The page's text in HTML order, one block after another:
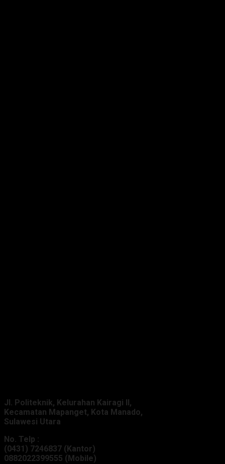
Jl. Politeknik, Kelurahan Kairagi II,
Kecamatan Mapanget, Kota Manado,
Sulawesi Utara
No. Telp :
(0431) 7246837 (Kantor)
0882022399555 (Mobile)